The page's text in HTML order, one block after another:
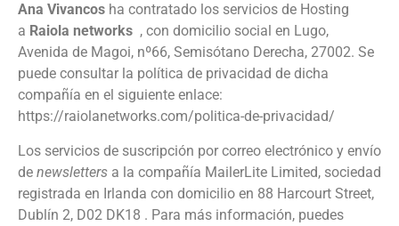
Ana Vivancos ha contratado los servicios de Hosting
a Raiola networks , con domicilio social en Lugo,
Avenida de Magoi, nº66, Semisótano Derecha, 27002. Se
puede consultar la política de privacidad de dicha
compañía en el siguiente enlace:
https://raiolanetworks.com/politica-de-privacidad/
Los servicios de suscripción por correo electrónico y envío
de newsletters a la compañía MailerLite Limited, sociedad
registrada en Irlanda con domicilio en 88 Harcourt Street,
Dublín 2, D02 DK18 . Para más información, puedes